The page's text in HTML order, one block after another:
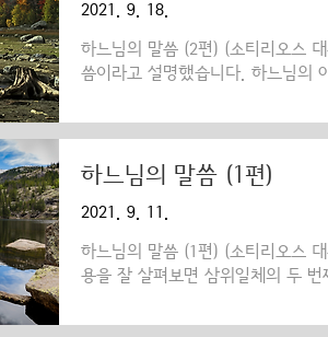
구세주였습니다. 그 이유는 인류 역
2021. 9. 18.
하느님의 말씀 (2편) (소티리오스
씀이라고 설명했습니다. 하느님의
신성과 더불어 인성을 지니신 예수
합니다. 성서는 "예수께서는 그들
니다. 사도행전은 이렇게 증언합니
하느님의 말씀 (1편)
2021. 9. 11.
하느님의 말씀 (1편) (소티리오스
용을 잘 살펴보면 삼위일체의 두 번
고귀하시고 세라핌보다 더 영화로